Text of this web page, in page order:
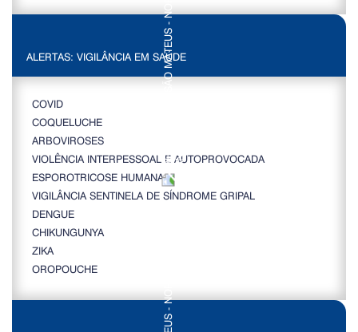
ALERTAS: VIGILÂNCIA EM SAÚDE
COVID
COQUELUCHE
ARBOVIROSES
VIOLÊNCIA INTERPESSOAL E AUTOPROVOCADA
ESPOROTRICOSE HUMANA
VIGILÂNCIA SENTINELA DE SÍNDROME GRIPAL
DENGUE
CHIKUNGUNYA
ZIKA
OROPOUCHE